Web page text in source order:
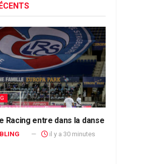
Racing entre dans la danse
il y a 30 minutes